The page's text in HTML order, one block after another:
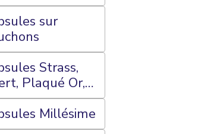
sur
Strass,
Plaqué Or,
et
Millésime